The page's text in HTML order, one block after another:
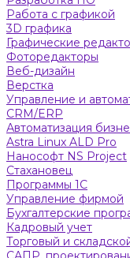
Работа с графикой
3D графика
Графические
Фоторедакторы
Веб-дизайн
Верстка
Управление и
CRM/ERP
Автоматизация
Astra Linux ALD Pro
Нанософт NS Project
Стахановец
Программы 1С
Управление фирмой
Бухгалтерские
Кадровый учет
Торговый и